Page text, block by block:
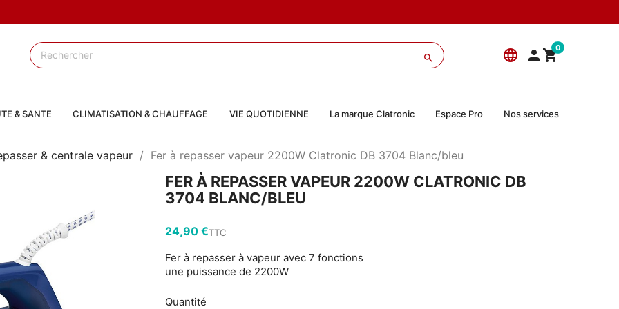
language  0

& SANTE CLIMATISATION & CHAUFFAGE VIE QUOTIDIENNE La marque Clatronic Espace Pro Nos services
& centrale vapeur Fer à repasser vapeur 2200W Clatronic DB 3704 Blanc/bleu
FER À REPASSER VAPEUR 2200W CLATRONIC DB
3704 BLANC/BLEU
24,90 €TTC
Fer à repasser à vapeur avec 7 fonctions
une puissance de 2200W
Quantité